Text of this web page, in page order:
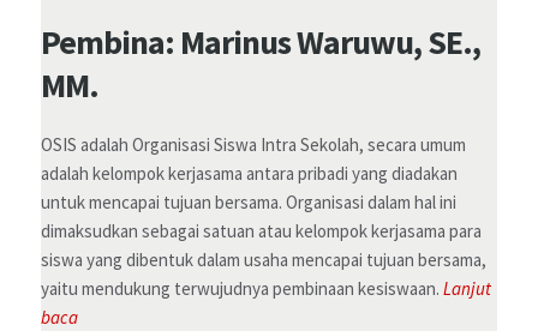
Pembina: Marinus Waruwu, SE.,
MM.
OSIS adalah Organisasi Siswa Intra Sekolah, secara umum
adalah kelompok kerjasama antara pribadi yang diadakan
untuk mencapai tujuan bersama. Organisasi dalam hal ini
dimaksudkan sebagai satuan atau kelompok kerjasama para
siswa yang dibentuk dalam usaha mencapai tujuan bersama,
yaitu mendukung terwujudnya pembinaan kesiswaan. Lanjut
baca